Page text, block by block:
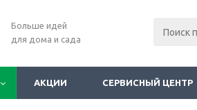
Больше идей
для дома и сада
АКЦИИ СЕРВИСНЫЙ ЦЕНТР